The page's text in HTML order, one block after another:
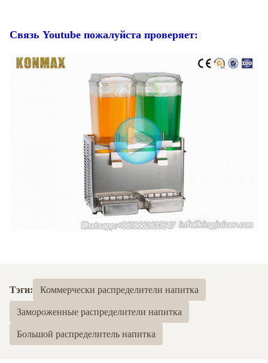
Связь Youtube пожалуйста проверяет:
Тэги: Коммерчески распределители напитка
Замороженные распределители напитка
Большой распределитель напитка